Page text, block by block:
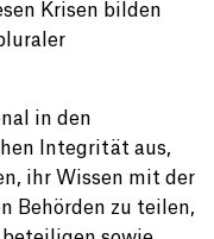
Krisen bilden
in den
Integrität aus,
ihr Wissen mit der
Behörden zu teilen,